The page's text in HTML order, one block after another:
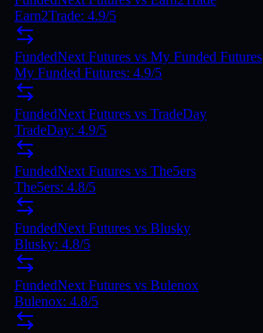
Earn2Trade: 4.9/5
FundedNext Futures vs My Funded Futures
My Funded Futures: 4.9/5
FundedNext Futures vs TradeDay
TradeDay: 4.9/5
FundedNext Futures vs The5ers
The5ers: 4.8/5
FundedNext Futures vs Blusky
Blusky: 4.8/5
FundedNext Futures vs Bulenox
Bulenox: 4.8/5